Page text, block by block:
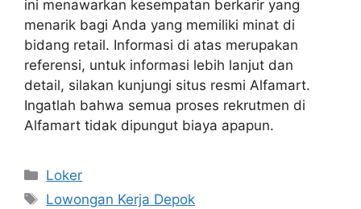
ini menawarkan kesempatan berkarir yang
menarik bagi Anda yang memiliki minat di
bidang retail. Informasi di atas merupakan
referensi, untuk informasi lebih lanjut dan
detail, silakan kunjungi situs resmi Alfamart.
Ingatlah bahwa semua proses rekrutmen di
Alfamart tidak dipungut biaya apapun.
Kategori
Loker
Tag
Lowongan Kerja Depok